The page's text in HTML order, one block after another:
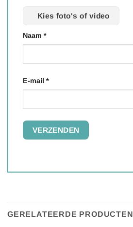
Kies foto's of video
Naam *
E-mail *
GERELATEERDE PRODUCTEN